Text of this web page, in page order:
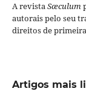
A revistaSæculum
autorais pelo seu
direitos de
Artigos mais